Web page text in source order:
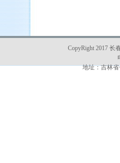
CopyRight 2017 长
地址：吉林省